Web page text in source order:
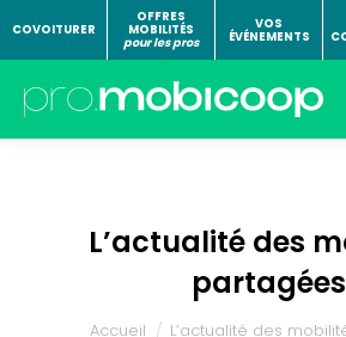
COVOITURER
OFFRES
MOBILITÉS
pour les pros
VOS
ÉVÉNEMENTS
L’actualité des
partagées
Vous êtes ici :
Accueil L’actualité des